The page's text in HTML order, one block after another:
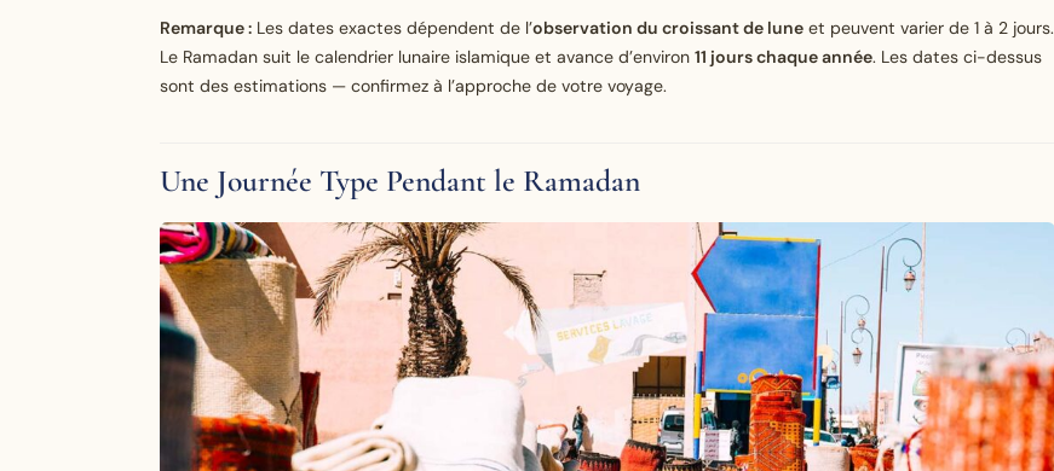
Remarque : Les dates exactes dépendent de l’observation du croissant de lune et peuvent varier de 1 à 2 jours.
Le Ramadan suit le calendrier lunaire islamique et avance d’environ 11 jours chaque année. Les dates ci-dessus
sont des estimations — confirmez à l’approche de votre voyage.
Une Journée Type Pendant le Ramadan